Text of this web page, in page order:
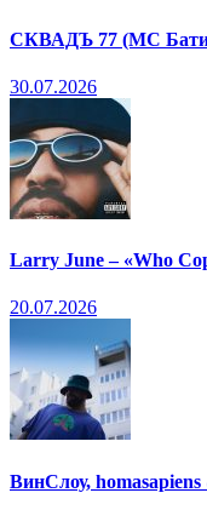
СКВАДЪ 77 (МС
30.07.2026
Larry June – «Who
20.07.2026
ВинСлоу,